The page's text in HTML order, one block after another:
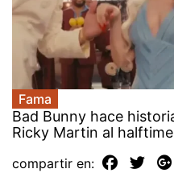
Fama
Bad Bunny hace
Ricky Martin al halftime
compartir en: